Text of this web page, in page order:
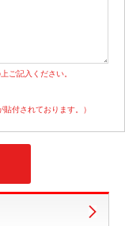
ご記入ください。
付されております。）